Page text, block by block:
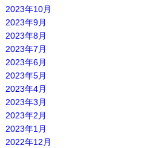
2023年10月
2023年9月
2023年8月
2023年7月
2023年6月
2023年5月
2023年4月
2023年3月
2023年2月
2023年1月
2022年12月